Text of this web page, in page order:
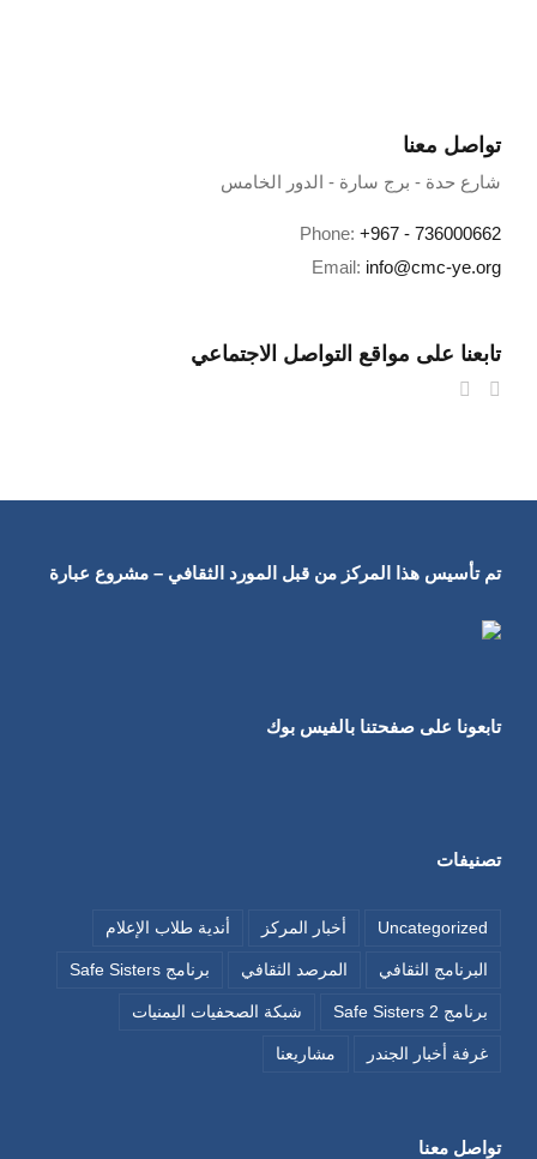
تواصل معنا
شارع حدة - برج سارة - الدور الخامس
Phone: +967 - 736000662
Email: info@cmc-ye.org
تابعنا على مواقع التواصل الاجتماعي
تم تأسيس هذا المركز من قبل المورد الثقافي – مشروع عبارة
تابعونا على صفحتنا بالفيس بوك
تصنيفات
Uncategorized أخبار المركز أندية طلاب الإعلام
البرنامج الثقافي المرصد الثقافي برنامج Safe Sisters
برنامج Safe Sisters 2 شبكة الصحفيات اليمنيات
غرفة أخبار الجندر مشاريعنا
تواصل معنا